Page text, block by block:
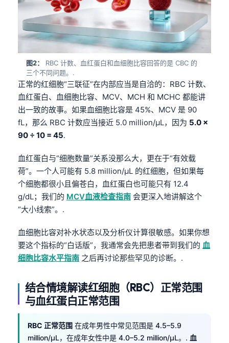
图2：
RBC 计数、血红蛋白和血细胞比容回答的是 CBC 的
三个不同问题。.
正常的红细胞“三联征”在内部应当是自洽的：RBC 计数、
血红蛋白、血细胞比容、MCV、MCH 和 MCHC 都能讲
出一致的故事。如果血细胞比容是 45%、MCV 是 90
fL，那么 RBC 计数应当接近 5.0 million/µL，因为 5.0 ×
90 ÷ 10 = 45.
血红蛋白与“细胞数量”关系没那么大，更在于“有效载
荷”。一个人可能有 5.8 million/µL 的红细胞，但如果每
个细胞都很小且偏苍白，血红蛋白也可能只有 12.4
g/dL；我们的 MCV血液检查指南 会更深入地讲解这个
“大小线索”。.
血细胞比容对补水状态以及分析仪计算很敏感。如果你想
要这个指标的“白话版”，我通常会先把患者带到我们的 血
细胞比容水平指南 之后再讨论那些罕见的诊断。.
结合情境解读红细胞（RBC）正常范围
与血红蛋白正常范围
RBC 正常范围 在成年男性中常见范围是 4.5–5.9
million/µL，在成年女性中是 4.0–5.2 million/µL。. 血